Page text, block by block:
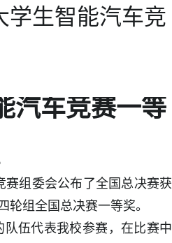
学生智能汽车竞
汽车竞赛一等
组委会公布了全国总决赛获
组全国总决赛一等奖。
伍代表我校参赛，在比赛中